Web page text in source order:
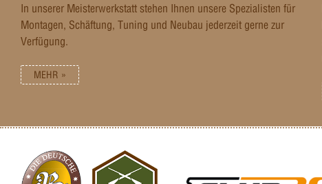
In unserer Meisterwerkstatt stehen Ihnen unsere Spezialisten für
Montagen, Schäftung, Tuning und Neubau jederzeit gerne zur
Verfügung.
MEHR »